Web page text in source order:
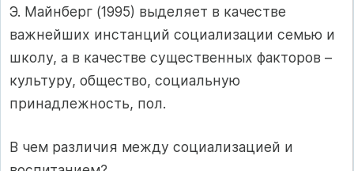
Э. Майнберг (1995) выделяет в качестве
важнейших инстанций социализации семью и
школу, а в качестве существенных факторов –
культуру, общество, социальную
принадлежность, пол.
В чем различия между социализацией и